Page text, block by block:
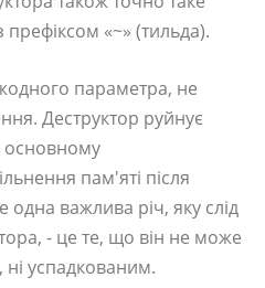
префіксом «~» (тильда).
параметра, не
Деструктор руйнує
основному
пам'яті після
важлива річ, яку слід
- це те, що він не може
успадкованим.